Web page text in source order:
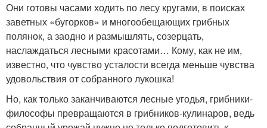
Они готовы часами ходить по лесу кругами, в поисках
заветных «бугорков» и многообещающих грибных
полянок, а заодно и размышлять, созерцать,
наслаждаться лесными красотами… Кому, как не им,
известно, что чувство усталости всегда меньше чувства
удовольствия от собранного лукошка!
Но, как только заканчиваются лесные угодья, грибники-
философы превращаются в грибников-кулинаров, ведь